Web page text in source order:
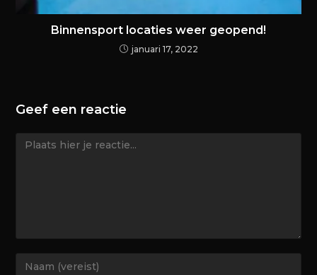
Binnensport locaties weer geopend!
januari 17, 2022
Geef een reactie